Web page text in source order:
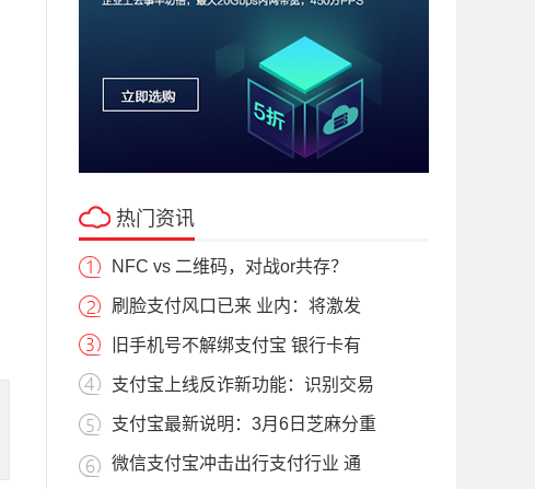
热门资讯
NFC vs 二维码，对战or共存？
刷脸支付风口已来 业内：将激发
旧手机号不解绑支付宝 银行卡有
支付宝上线反诈新功能：识别交易
支付宝最新说明：3月6日芝麻分重
微信支付宝冲击出行支付行业 通